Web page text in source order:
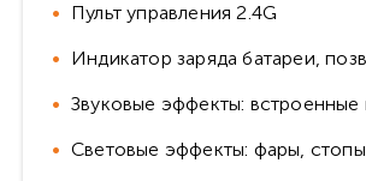
Пульт управления 2.4G
Индикатор заряда батареи,
Звуковые эффекты: встроенные
Световые эффекты: фары,